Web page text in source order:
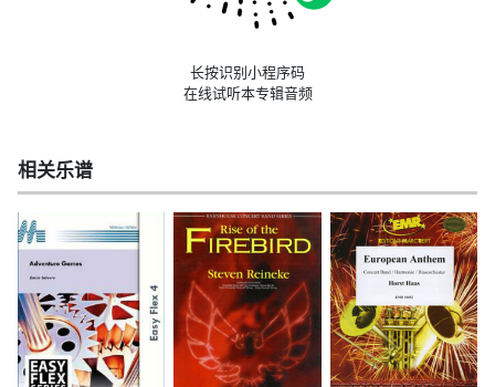
长按识别小程序码
在线试听本专辑音频
相关乐谱